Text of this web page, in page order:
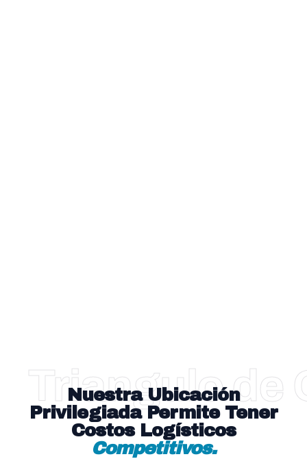
Triangulo de
Nuestra Ubicación
Privilegiada Permite Tener
Costos Logísticos
Competitivos.